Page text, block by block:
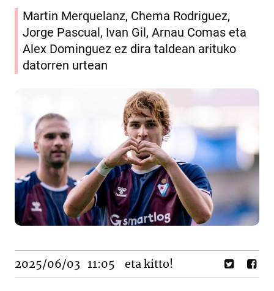
Martin Merquelanz, Chema Rodriguez,
Jorge Pascual, Ivan Gil, Arnau Comas eta
Alex Dominguez ez dira taldean arituko
datorren urtean
2025/06/03 11:05 eta kitto!